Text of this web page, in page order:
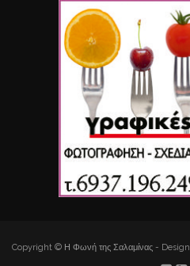
Copyright © Η Φωνή της Σαλαμίνας -